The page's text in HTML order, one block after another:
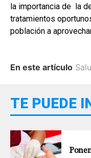
la importancia de la
tratamientos
población a
En este artículo
TE PUEDE